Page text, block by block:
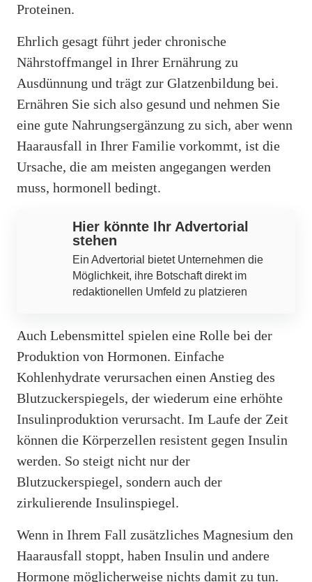
Proteinen.
Ehrlich gesagt führt jeder chronische
Nährstoffmangel in Ihrer Ernährung zu
Ausdünnung und trägt zur Glatzenbildung bei.
Ernähren Sie sich also gesund und nehmen Sie
eine gute Nahrungsergänzung zu sich, aber wenn
Haarausfall in Ihrer Familie vorkommt, ist die
Ursache, die am meisten angegangen werden
muss, hormonell bedingt.
Hier könnte Ihr Advertorial
stehen
Ein Advertorial bietet Unternehmen die
Möglichkeit, ihre Botschaft direkt im
redaktionellen Umfeld zu platzieren
Auch Lebensmittel spielen eine Rolle bei der
Produktion von Hormonen. Einfache
Kohlenhydrate verursachen einen Anstieg des
Blutzuckerspiegels, der wiederum eine erhöhte
Insulinproduktion verursacht. Im Laufe der Zeit
können die Körperzellen resistent gegen Insulin
werden. So steigt nicht nur der
Blutzuckerspiegel, sondern auch der
zirkulierende Insulinspiegel.
Wenn in Ihrem Fall zusätzliches Magnesium den
Haarausfall stoppt, haben Insulin und andere
Hormone möglicherweise nichts damit zu tun.